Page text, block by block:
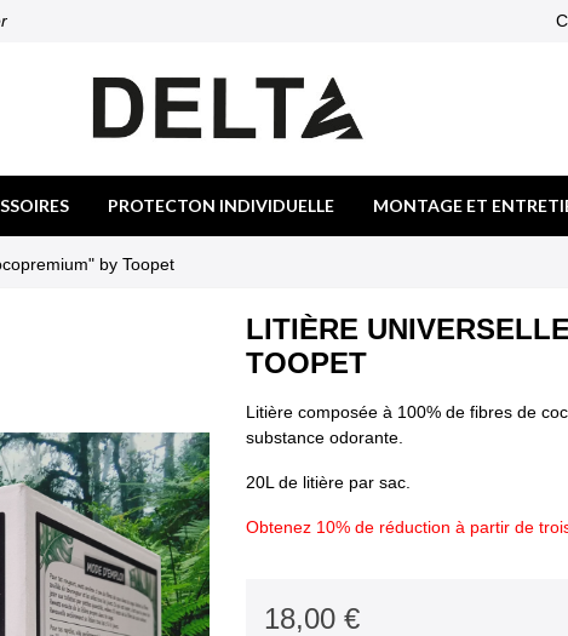
PROTECTON INDIVIDUELLE MONTAGE ET
by Toopet
LITIÈRE
TOOPET
Litière composée à 100% de fibres de
substance odorante.
20L de litière par sac.
Obtenez 10% de réduction à partir de
18,00 €